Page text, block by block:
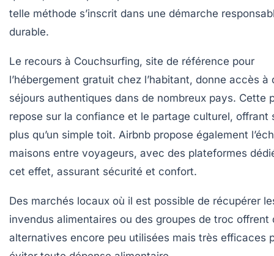
telle méthode s’inscrit dans une démarche
durable.
Le recours à Couchsurfing, site de référence pour
l’hébergement gratuit chez l’habitant, donne accès à
séjours authentiques dans de nombreux pays. Cette
repose sur la confiance et le partage culturel, offrant
plus qu’un simple toit. Airbnb propose également
maisons entre voyageurs, avec des plateformes
cet effet, assurant sécurité et confort.
Des marchés locaux où il est possible de récupérer
invendus alimentaires ou des groupes de troc offrent
alternatives encore peu utilisées mais très efficaces